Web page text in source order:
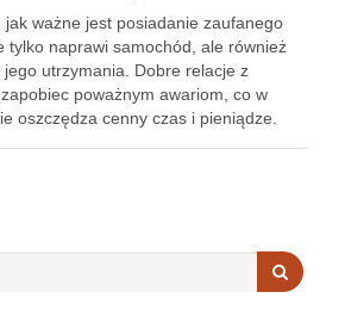
jak ważne jest posiadanie zaufanego
tylko naprawi samochód, ale również
utrzymania. Dobre relacje z
poważnym awariom, co w
oszczędza cenny czas i pieniądze.